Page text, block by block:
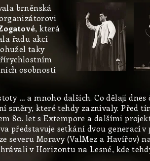
brněnská
, která
řadu akcí
taky
osobností
… a mnoho dalších. Co dělají dnes
směry, které tehdy zaznívaly. Před
80. let s Extempore a dalšími
představuje setkání dvou generací v
severu Moravy (ValMez a Havířov)
v Horizontu na Lesné, kde